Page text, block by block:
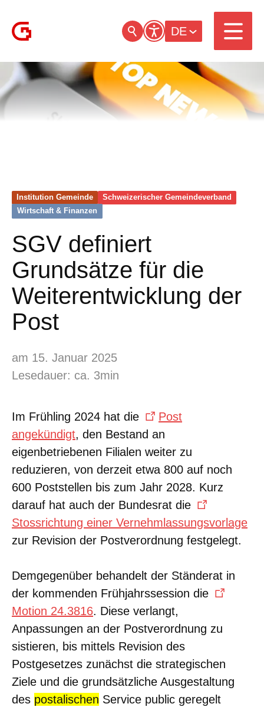
DE
Institution Gemeinde
Schweizerischer Gemeinde­verband
Wirtschaft & Finanzen
SGV definiert
Grundsätze für die
Weiterentwicklung der
Post
am 15. Januar 2025
Lesedauer: ca. 3min
Im Frühling 2024 hat die
Post
angekündigt, den Bestand an
eigenbetriebenen Filialen weiter zu
reduzieren, von derzeit etwa 800 auf noch
600 Poststellen bis zum Jahr 2028. Kurz
darauf hat auch der Bundesrat die
Stossrichtung einer Vernehmlassungsvorlage
zur Revision der Postverordnung festgelegt.
Demgegenüber behandelt der Ständerat in
der kommenden Frühjahrssession die
Motion 24.3816. Diese verlangt,
Anpassungen an der Postverordnung zu
sistieren, bis mittels Revision des
Postgesetzes zunächst die strategischen
Ziele und die grundsätzliche Ausgestaltung
des postalischen Service public geregelt